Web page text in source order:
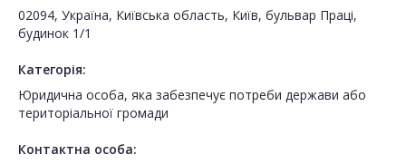
02094, Україна, Київська область, Київ, бульвар Праці,
будинок 1/1
Категорія:
Юридична особа, яка забезпечує потреби держави або
територіальної громади
Контактна особа: